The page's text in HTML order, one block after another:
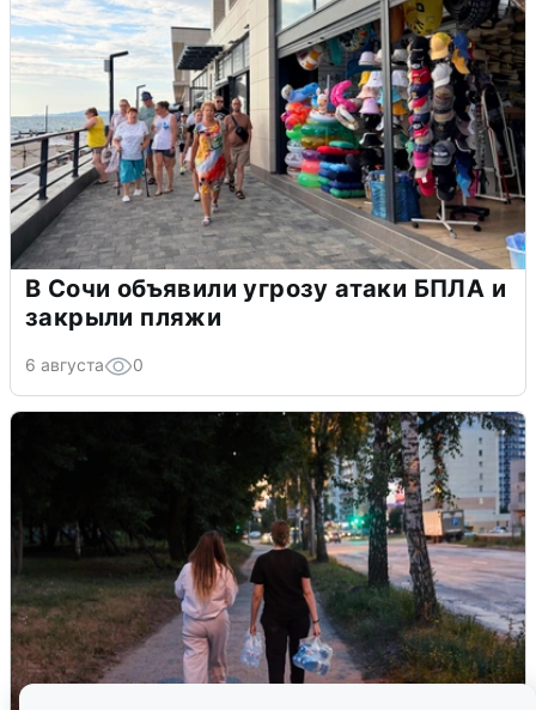
В Сочи объявили угрозу атаки БПЛА и
закрыли пляжи
6 августа 0